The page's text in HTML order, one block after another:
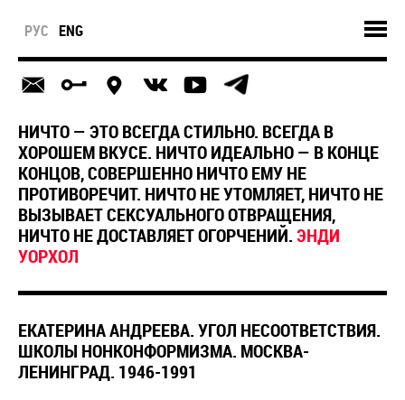
РУС ENG
НИЧТО — ЭТО ВСЕГДА СТИЛЬНО. ВСЕГДА В
ХОРОШЕМ ВКУСЕ. НИЧТО ИДЕАЛЬНО — В КОНЦЕ
КОНЦОВ, СОВЕРШЕННО НИЧТО ЕМУ НЕ
ПРОТИВОРЕЧИТ. НИЧТО НЕ УТОМЛЯЕТ, НИЧТО НЕ
ВЫЗЫВАЕТ СЕКСУАЛЬНОГО ОТВРАЩЕНИЯ,
НИЧТО НЕ ДОСТАВЛЯЕТ ОГОРЧЕНИЙ.ЭНДИ
УОРХОЛ
ЕКАТЕРИНА АНДРЕЕВА. УГОЛ НЕСООТВЕТСТВИЯ.
ШКОЛЫ НОНКОНФОРМИЗМА. МОСКВА-
ЛЕНИНГРАД. 1946-1991